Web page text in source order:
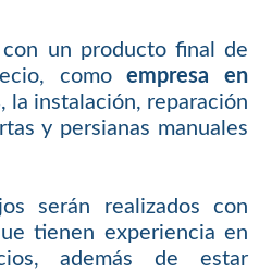
con un producto final de
comoempresa en
, la instalación, reparación
y persianas manuales
serán realizados con
tienen experiencia en
además de estar